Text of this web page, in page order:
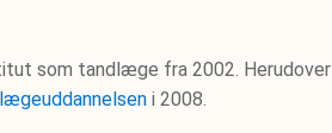
som tandlæge fra 2002. Herudover
i 2008.